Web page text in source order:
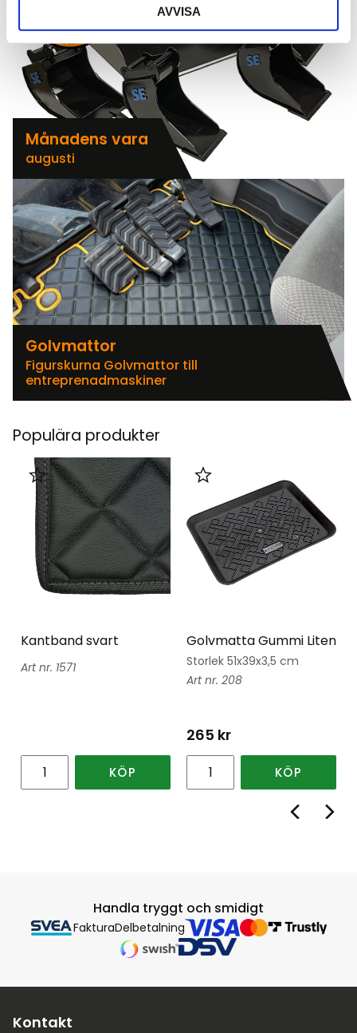
AVVISA
Månadens vara
augusti
Golvmattor
Figurskurna Golvmattor till
entreprenadmaskiner
Populära produkter
Kantband svart
1571
Lägg till i favoriter
KÖP
Golvmatta Gummi Liten
Storlek 51x39x3,5 cm
208
265 kr
Lägg till i favoriter
KÖP
Handla tryggt och smidigt
FakturaDelbetalning
Kontakt